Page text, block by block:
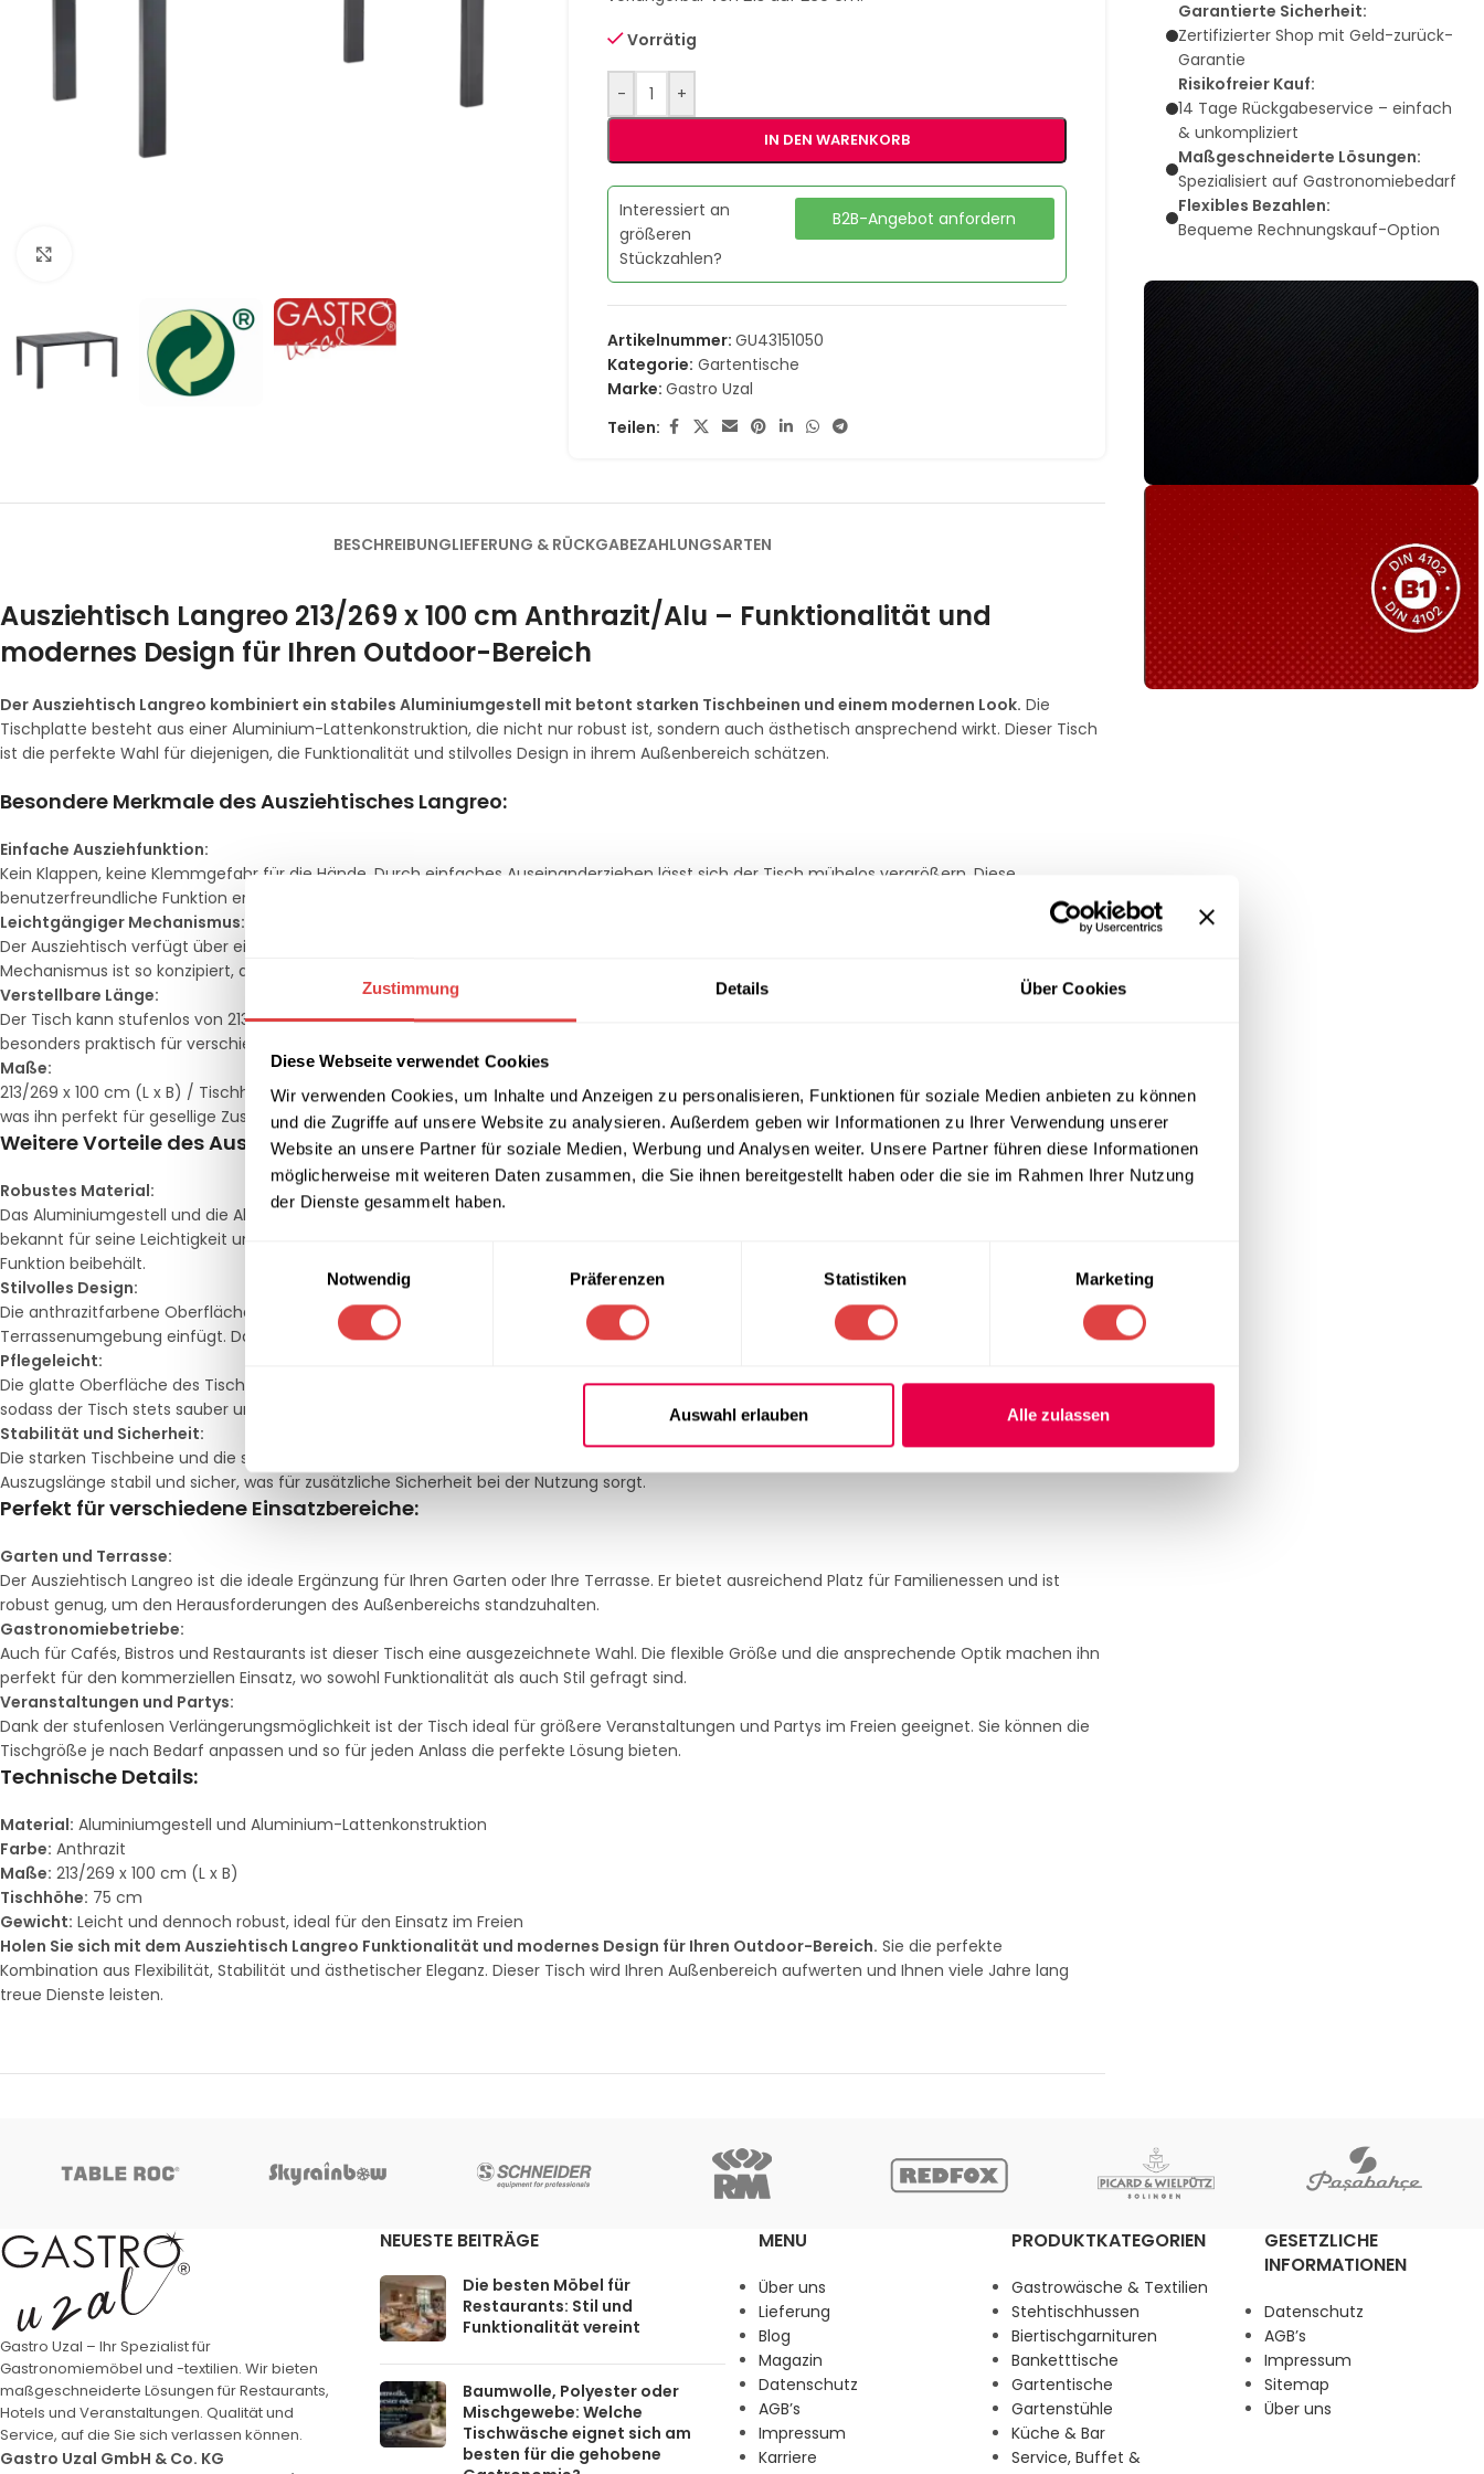
Zustimmung Details Über Cookies
Diese Webseite verwendet Cookies
Wir verwenden Cookies, um Inhalte und Anzeigen zu personalisieren, Funktionen für soziale Medien anbieten zu können
und die Zugriffe auf unsere Website zu analysieren. Außerdem geben wir Informationen zu Ihrer Verwendung unserer
Website an unsere Partner für soziale Medien, Werbung und Analysen weiter. Unsere Partner führen diese Informationen
möglicherweise mit weiteren Daten zusammen, die Sie ihnen bereitgestellt haben oder die sie im Rahmen Ihrer Nutzung
der Dienste gesammelt haben.
Notwendig
Präferenzen Statistiken Marketing
Auswahl erlauben Alle zulassen
Vorrätig
- +
IN DEN WARENKORB
Interessiert an
größeren
Stückzahlen?
B2B-Angebot anfordern
Artikelnummer:GU43151050
Kategorie: Gartentische
Marke:Gastro Uzal
Teilen:
BESCHREIBUNGLIEFERUNG & RÜCKGABEZAHLUNGSARTEN
Ausziehtisch Langreo 213/269 x 100 cm Anthrazit/Alu – Funktionalität und
modernes Design für Ihren Outdoor-Bereich
Der Ausziehtisch Langreo kombiniert ein stabiles Aluminiumgestell mit betont starken Tischbeinen und einem modernen Look. Die
Tischplatte besteht aus einer Aluminium-Lattenkonstruktion, die nicht nur robust ist, sondern auch ästhetisch ansprechend wirkt. Dieser Tisch
ist die perfekte Wahl für diejenigen, die Funktionalität und stilvolles Design in ihrem Außenbereich schätzen.
Besondere Merkmale des Ausziehtisches Langreo:
Einfache Ausziehfunktion:
Kein Klappen, keine Klemmgefahr für die Hände. Durch einfaches Auseinanderziehen lässt sich der Tisch mühelos vergrößern. Diese
benutzerfreundliche Funktion ermöglicht es Ihnen, die Tischgröße schnell und problemlos anzupassen, je nach Anzahl der Gäste.
Leichtgängiger Mechanismus:
Der Ausziehtisch verfügt über einen besonders leichtgängigen Mechanismus, der ein komfortables Verlängern des Tisches ermöglicht. Der
Mechanismus ist so konzipiert, dass er mit minimalem Aufwand bedient werden kann, was den Tisch ideal für den täglichen Gebrauch macht.
Verstellbare Länge:
Der Tisch kann stufenlos von 213 cm auf 269 cm verlängert werden und in jeder Position arretiert werden. Diese Flexibilität macht den Tisch
besonders praktisch für verschiedene Anlässe, von gemütlichen Familienessen bis hin zu größeren Gartenpartys.
Maße:
213/269 x 100 cm (L x B) / Tischhöhe: 75 cm. Mit diesen großzügigen Abmessungen bietet der Tisch ausreichend Platz für bis zu 8-10 Personen,
was ihn perfekt für gesellige Zusammenkünfte im Freien macht.
Weitere Vorteile des Ausziehtisches Langreo:
Robustes Material:
Das Aluminiumgestell und die Aluminium-Lattenkonstruktion der Tischplatte sind extrem widerstandsfähig und wetterbeständig. Aluminium ist
bekannt für seine Leichtigkeit und Korrosionsbeständigkeit, was bedeutet, dass der Tisch auch bei Regen, Sonne oder Wind seine Form und
Funktion beibehält.
Stilvolles Design:
Die anthrazitfarbene Oberfläche verleiht dem Tisch eine moderne und elegante Optik, die sich harmonisch in jede Garten- oder
Terrassenumgebung einfügt. Das schlichte, aber raffinierte Design passt sowohl zu modernen als auch klassischen Outdoor-Einrichtungen.
Pflegeleicht:
Die glatte Oberfläche des Tisches ist einfach zu reinigen und pflegeleicht. Ein feuchtes Tuch genügt, um Schmutz und Staub zu entfernen,
sodass der Tisch stets sauber und ansprechend aussieht.
Stabilität und Sicherheit:
Die starken Tischbeine und die stabile Konstruktion gewährleisten eine hohe Belastbarkeit und Standfestigkeit. Der Tisch bleibt auch bei voller
Auszugslänge stabil und sicher, was für zusätzliche Sicherheit bei der Nutzung sorgt.
Perfekt für verschiedene Einsatzbereiche:
Garten und Terrasse:
Der Ausziehtisch Langreo ist die ideale Ergänzung für Ihren Garten oder Ihre Terrasse. Er bietet ausreichend Platz für Familienessen und ist
robust genug, um den Herausforderungen des Außenbereichs standzuhalten.
Gastronomiebetriebe:
Auch für Cafés, Bistros und Restaurants ist dieser Tisch eine ausgezeichnete Wahl. Die flexible Größe und die ansprechende Optik machen ihn
perfekt für den kommerziellen Einsatz, wo sowohl Funktionalität als auch Stil gefragt sind.
Veranstaltungen und Partys:
Dank der stufenlosen Verlängerungsmöglichkeit ist der Tisch ideal für größere Veranstaltungen und Partys im Freien geeignet. Sie können die
Tischgröße je nach Bedarf anpassen und so für jeden Anlass die perfekte Lösung bieten.
Technische Details:
Material: Aluminiumgestell und Aluminium-Lattenkonstruktion
Farbe: Anthrazit
Maße: 213/269 x 100 cm (L x B)
Tischhöhe: 75 cm
Gewicht: Leicht und dennoch robust, ideal für den Einsatz im Freien
Holen Sie sich mit dem Ausziehtisch Langreo Funktionalität und modernes Design für Ihren Outdoor-Bereich. Sie die perfekte
Kombination aus Flexibilität, Stabilität und ästhetischer Eleganz. Dieser Tisch wird Ihren Außenbereich aufwerten und Ihnen viele Jahre lang
treue Dienste leisten.
Garantierte Sicherheit:
Zertifizierter Shop mit Geld-zurück-
Garantie
Risikofreier Kauf:
14 Tage Rückgabeservice – einfach
& unkompliziert
Maßgeschneiderte Lösungen:
Spezialisiert auf Gastronomiebedarf
Flexibles Bezahlen:
Bequeme Rechnungskauf-Option
Sie haben nicht das passende
Produkt gefunden?
Wir helfen Ihnen gerne weiter!
Gastro Uzal – Ihr Spezialist für
Gastronomiemöbel und -textilien. Wir bieten
maßgeschneiderte Lösungen für Restaurants,
Hotels und Veranstaltungen. Qualität und
Service, auf die Sie sich verlassen können.
Gastro Uzal GmbH & Co. KG
NEUESTE BEITRÄGE
Die besten Möbel für
Restaurants: Stil und
Funktionalität vereint
Baumwolle, Polyester oder
Mischgewebe: Welche
Tischwäsche eignet sich am
besten für die gehobene
MENU
Über uns
Lieferung
Blog
Magazin
Datenschutz
AGB’s
Impressum
Karriere
PRODUKTKATEGORIEN
Gastrowäsche & Textilien
Stehtischhussen
Biertischgarnituren
Banketttische
Gartentische
Gartenstühle
Küche & Bar
Service, Buffet &
GESETZLICHE
INFORMATIONEN
Datenschutz
AGB’s
Impressum
Sitemap
Über uns